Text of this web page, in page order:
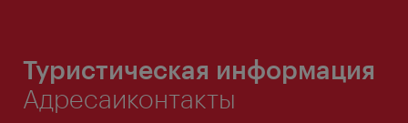
Туристическая информация
Адресаиконтакты